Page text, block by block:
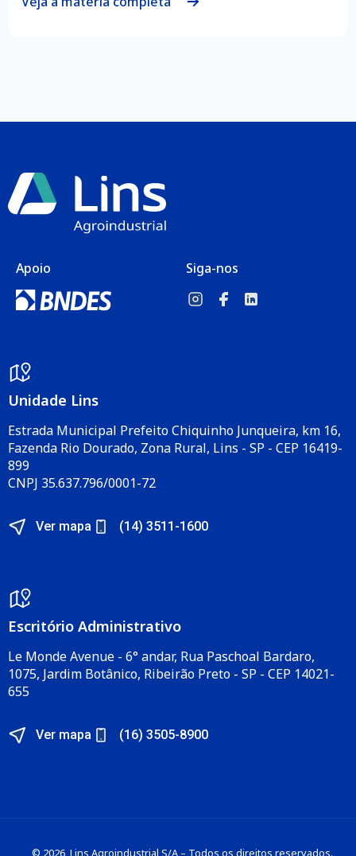
Apoio Siga-nos
Unidade Lins
Estrada Municipal Prefeito Chiquinho Junqueira, km 16,
Fazenda Rio Dourado, Zona Rural, Lins - SP - CEP 16419-
899
CNPJ 35.637.796/0001-72
Ver mapa (14) 3511-1600
Escritório Administrativo​
Le Monde Avenue - 6° andar, Rua Paschoal Bardaro,
1075, Jardim Botânico, Ribeirão Preto - SP - CEP 14021-
655​
Ver mapa (16) 3505-8900